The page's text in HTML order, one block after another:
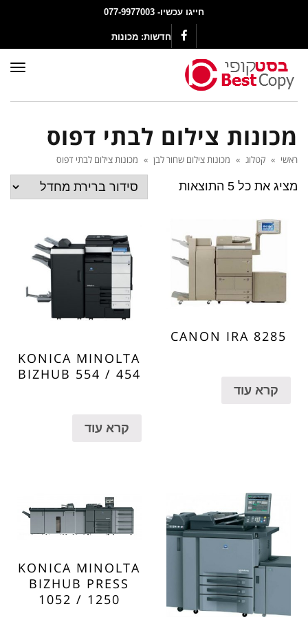
חייגו עכשיו- 077-9977003
Facebook
חדשות: מכונות צב
מכונות צילום לבתי דפוס
ראשי » קטלוג » מכונות צילום שחור לבן » מכונות צילום לבתי דפוס
מציג את כל 5 התוצאות
CANON IRA 8285
קרא עוד
KONICA MINOLTA
BIZHUB 554 / 454
קרא עוד
KONICA MINOLTA
BIZHUB PRESS
1052 / 1250